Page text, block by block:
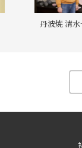
丹波焼 清